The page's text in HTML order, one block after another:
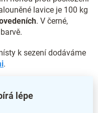
lépe
lavice je 100 kg
. V černé,
k sezení dodáváme
.
VIVA
spektrum využití